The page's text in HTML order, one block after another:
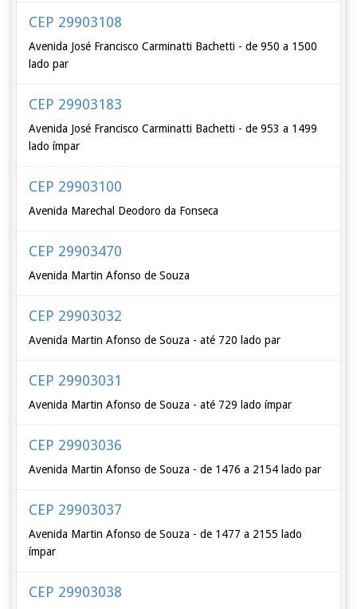
CEP 29903108
Avenida José Francisco Carminatti Bachetti - de 950 a 1500
lado par
CEP 29903183
Avenida José Francisco Carminatti Bachetti - de 953 a 1499
lado ímpar
CEP 29903100
Avenida Marechal Deodoro da Fonseca
CEP 29903470
Avenida Martin Afonso de Souza
CEP 29903032
Avenida Martin Afonso de Souza - até 720 lado par
CEP 29903031
Avenida Martin Afonso de Souza - até 729 lado ímpar
CEP 29903036
Avenida Martin Afonso de Souza - de 1476 a 2154 lado par
CEP 29903037
Avenida Martin Afonso de Souza - de 1477 a 2155 lado
ímpar
CEP 29903038